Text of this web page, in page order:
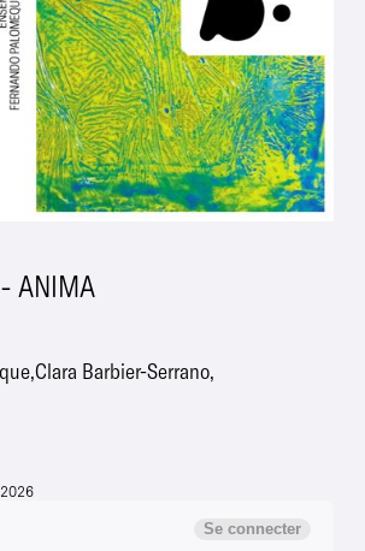
ANIMA
Clara Barbier-Serrano
2026